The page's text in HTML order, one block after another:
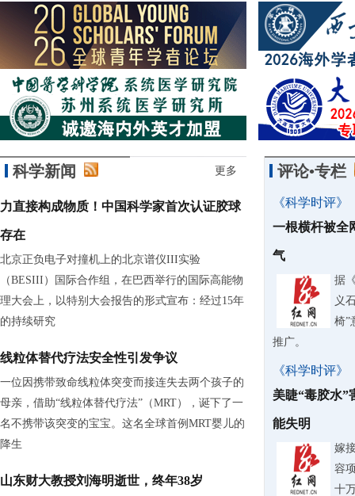
科学新闻 更多
力直接构成物质！中国科学家首次认证胶球
存在
北京正负电子对撞机上的北京谱仪III实验
（BESIII）国际合作组，在巴西举行的国际高能物
理大会上，以特别大会报告的形式宣布：经过15年
的持续研究
线粒体替代疗法安全性引发争议
一位因携带致命线粒体突变而接连失去两个孩子的
母亲，借助“线粒体替代疗法”（MRT），诞下了一
名不携带该突变的宝宝。这名全球首例MRT婴儿的
降生
山东财大教授刘海明逝世，终年38岁
评论•专栏
《科学时评》
一根横杆被全
气
据
义
椅”
推广。
《科学时评》
美睫“毒胶水”
能失明
嫁
容
十